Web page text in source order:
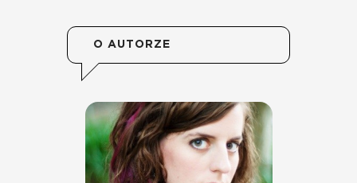
O AUTORZE